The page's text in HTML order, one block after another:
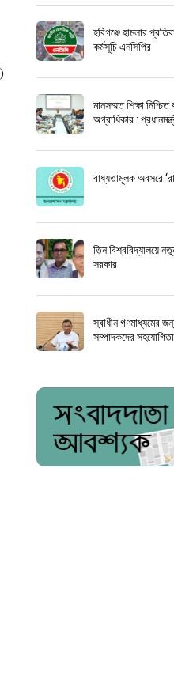
হবিগঞ্জে হামলার
কর্মসূচি এনসিপির
মানসম্মত শিক্ষা
অগ্রাধিকার :
বাধ্যতামূলক অবসরে
তিন বিশ্ববিদ্যালয়ে
সরকার
স্বাধীন গণমাধ্যমের
সম্পাদকদের সহযোগিতা